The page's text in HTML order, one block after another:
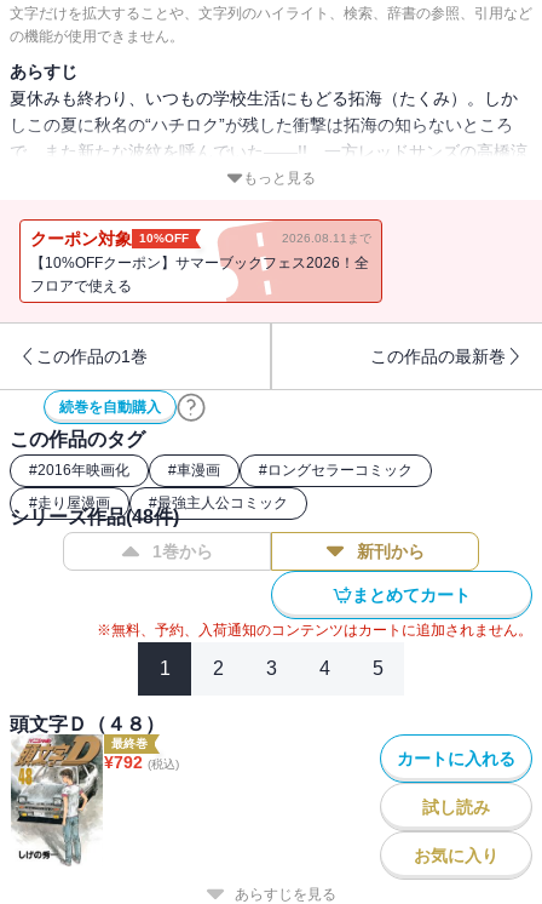
文字だけを拡大することや、文字列のハイライト、検索、辞書の参照、引用など
の機能が使用できません。
あらすじ
夏休みも終わり、いつもの学校生活にもどる拓海（たくみ）。しか
しこの夏に秋名の“ハチロク”が残した衝撃は拓海の知らないところ
で、また新たな波紋を呼んでいた――!! 一方レッドサンズの高橋涼
介は、関東最速プロジェクトを実行するために県内チームとの交流
トキッズ・中里毅のタイムアタックがスタートを切った!!
もっと見る
クーポン対象 10%OFF 2026.08.11まで
【10%OFFクーポン】サマーブックフェス2026！全
フロアで使える
この作品の1巻 この作品の最新巻
続巻を自動購入
この作品のタグ
#2016年映画化 #車漫画 #ロングセラーコミック
#走り屋漫画 #最強主人公コミック
シリーズ作品(48件)
1巻から 新刊から
まとめてカート
※無料、予約、入荷通知のコンテンツはカートに追加されません。
1 2 3 4 5
頭文字Ｄ（４８）
最終巻
¥792 (税込) カートに入れる
試し読み
お気に入り
あらすじを見る